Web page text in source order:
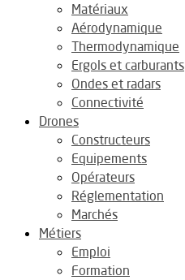
Matériaux
Aérodynamique
Thermodynamique
Ergols et carburants
Ondes et radars
Connectivité
Drones
Constructeurs
Equipements
Opérateurs
Réglementation
Marchés
Métiers
Emploi
Formation